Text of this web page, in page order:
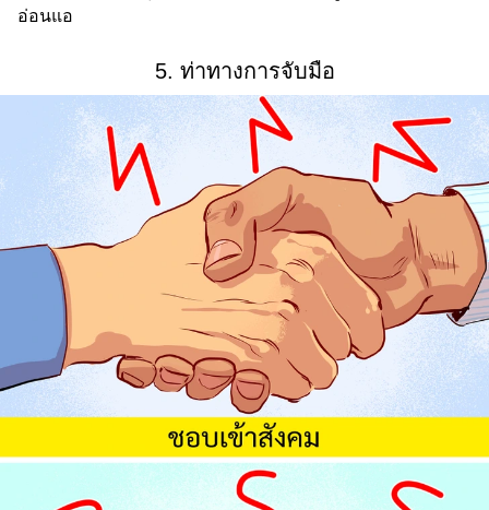
อ่อนแอ
5. ท่าทางการจับมือ